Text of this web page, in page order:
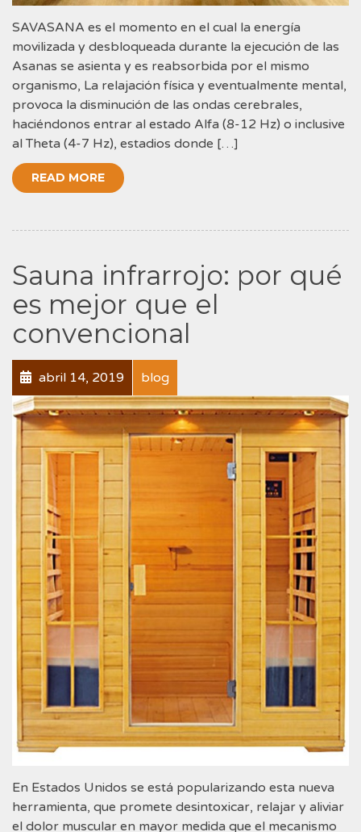
SAVASANA es el momento en el cual la energía
movilizada y desbloqueada durante la ejecución de las
Asanas se asienta y es reabsorbida por el mismo
organismo, La relajación física y eventualmente mental,
provoca la disminución de las ondas cerebrales,
haciéndonos entrar al estado Alfa (8-12 Hz) o inclusive
al Theta (4-7 Hz), estadios donde […]
READ MORE
Sauna infrarrojo: por qué
es mejor que el
convencional
abril 14, 2019 blog
En Estados Unidos se está popularizando esta nueva
herramienta, que promete desintoxicar, relajar y aliviar
el dolor muscular en mayor medida que el mecanismo